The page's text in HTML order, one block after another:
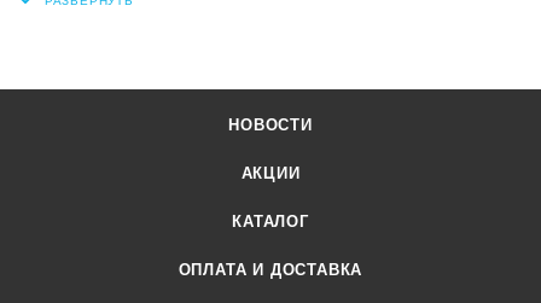
НОВОСТИ
АКЦИИ
КАТАЛОГ
ОПЛАТА И ДОСТАВКА